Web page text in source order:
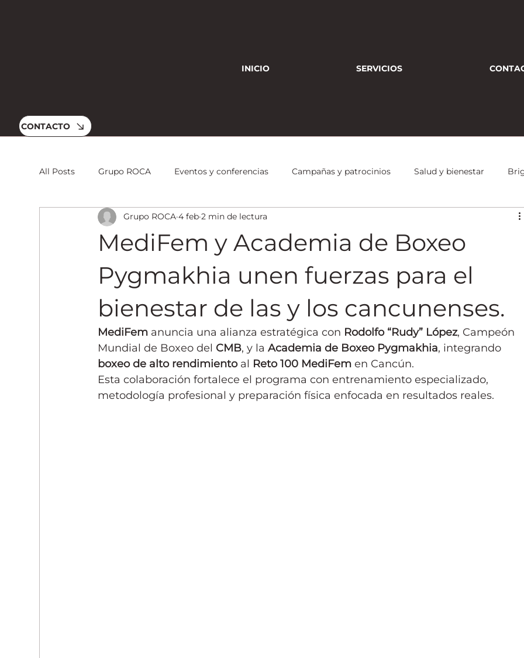
INICIO SERVICIOS
CONTACTO
All Posts Grupo ROCA Eventos y conferencias Campañas y patrocinios Salud y bienestar
Brigadas de salud Eventos y Conferencias
Entrenamiento y Fitness
MediFem y Academia de Boxeo
Pygmakhia unen fuerzas para el
bienestar de las y los cancunenses.
Grupo ROCA 4 feb 2 min de lectura
MediFem anuncia una alianza estratégica con Rodolfo “Rudy” López, Campeón
Mundial de Boxeo del CMB, y la Academia de Boxeo Pygmakhia, integrando
boxeo de alto rendimiento al Reto 100 MediFem en Cancún.
Esta colaboración fortalece el programa con entrenamiento especializado,
metodología profesional y preparación física enfocada en resultados reales.